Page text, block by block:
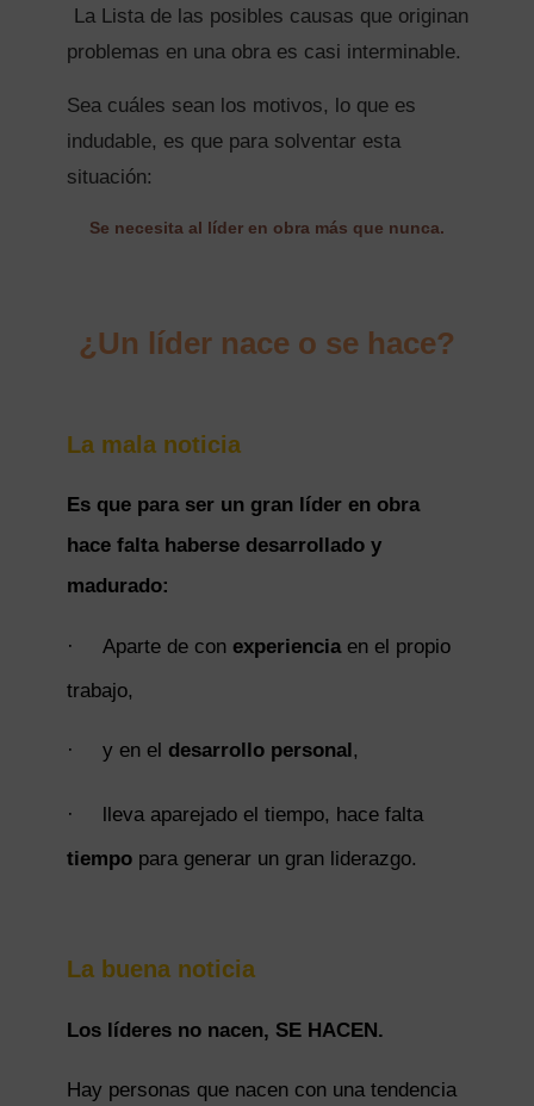
La Lista de las posibles causas que originan
problemas en una obra es casi interminable.
Sea cuáles sean los motivos, lo que es
indudable, es que para solventar esta
situación:
Se necesita al líder en obra más que nunca.
¿Un líder nace o se hace?
La mala noticia
Es que para ser un gran líder en obra
hace falta haberse desarrollado y
madurado:
· Aparte de con experienciaen el propio
trabajo,
· y en el desarrollo personal,
·
lleva aparejado el tiempo, hace falta
tiempopara generar un gran liderazgo.
La buena noticia
Los líderes no nacen, SE HACEN.
Hay personas que nacen con una tendencia